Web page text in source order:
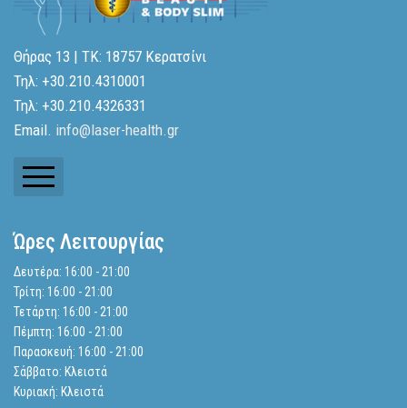
Θήρας 13 | ΤΚ: 18757 Κερατσίνι
Τηλ: +30.210.4310001
Τηλ: +30.210.4326331
Email. info@laser-health.gr
Ισολογισμοί
Αναζήτηση
Πολιτική Απορρήτου
Ώρες Λειτουργίας
Δευτέρα: 16:00 - 21:00
Τρίτη: 16:00 - 21:00
Τετάρτη: 16:00 - 21:00
Πέμπτη: 16:00 - 21:00
Παρασκευή: 16:00 - 21:00
Σάββατο: Κλειστά
Κυριακή: Κλειστά